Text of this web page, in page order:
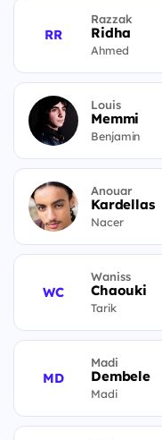
RR
Razzak
Ridha
Ahmed
Louis
Memmi
Benjamin
Anouar
Kardellas
Nacer
WC
Waniss
Chaouki
Tarik
MD
Madi
Dembele
Madi